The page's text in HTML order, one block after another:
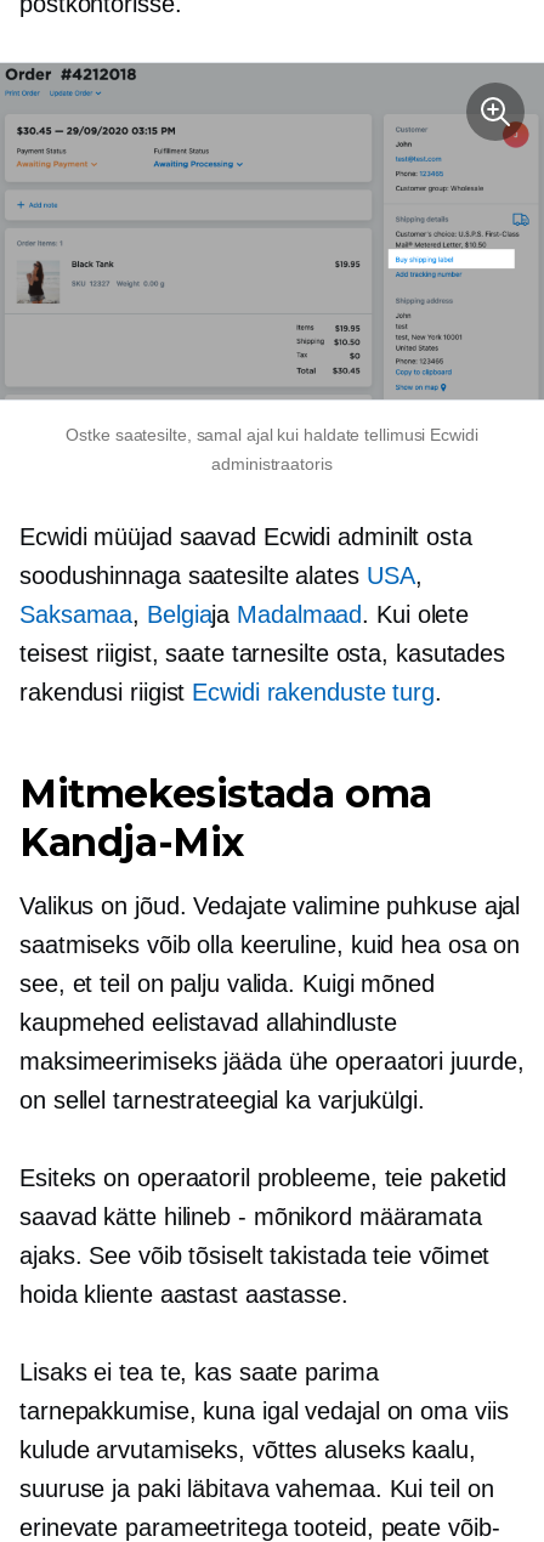
Ostke saatesilte, samal ajal kui haldate tellimusi Ecwidi
administraatoris
Ecwidi müüjad saavad Ecwidi adminilt osta
soodushinnaga saatesilte alates USA,
Saksamaa, Belgiaja Madalmaad. Kui olete
teisest riigist, saate tarnesilte osta, kasutades
rakendusi riigist Ecwidi rakenduste turg.
Mitmekesistada oma
Kandja-Mix
Valikus on jõud. Vedajate valimine puhkuse ajal
saatmiseks võib olla keeruline, kuid hea osa on
see, et teil on palju valida. Kuigi mõned
kaupmehed eelistavad allahindluste
maksimeerimiseks jääda ühe operaatori juurde,
on sellel tarnestrateegial ka varjukülgi.
Esiteks on operaatoril probleeme, teie paketid
saavad kätte hilineb - mõnikord määramata
ajaks. See võib tõsiselt takistada teie võimet
hoida kliente aastast aastasse.
Lisaks ei tea te, kas saate parima
tarnepakkumise, kuna igal vedajal on oma viis
kulude arvutamiseks, võttes aluseks kaalu,
suuruse ja paki läbitava vahemaa. Kui teil on
erinevate parameetritega tooteid, peate võib-